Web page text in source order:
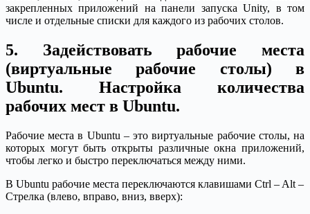
закрепленных приложений на панели запуска Unity, в том
числе и отдельные списки для каждого из рабочих столов.
5. Задействовать рабочие места
(виртуальные рабочие столы) в
Ubuntu. Настройка количества
рабочих мест в Ubuntu.
Рабочие места в Ubuntu – это виртуальные рабочие столы, на
которых могут быть открыты различные окна приложений,
чтобы легко и быстро переключаться между ними.
В Ubuntu рабочие места переключаются клавишами Ctrl – Alt –
Стрелка (влево, вправо, вниз, вверх):